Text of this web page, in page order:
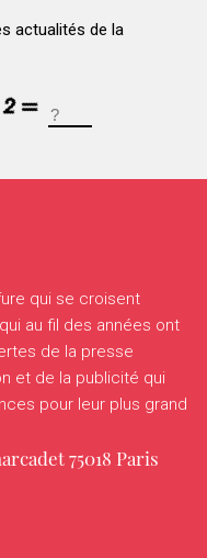
actualités de la
qui se croisent
au fil des années ont
de la presse
et de la publicité qui
pour leur plus grand
75018 Paris